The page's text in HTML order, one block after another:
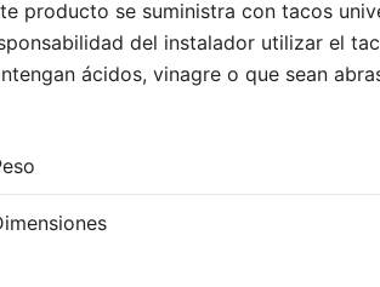
producto se suministra con tacos
del instalador utilizar el
ácidos, vinagre o que sean